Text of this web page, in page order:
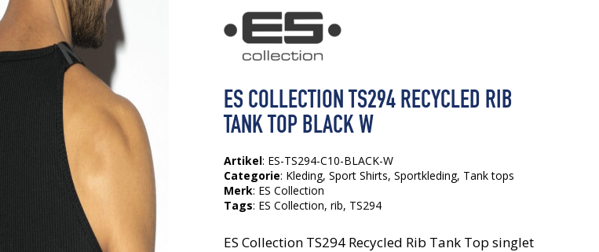
ES COLLECTION TS294 RECYCLED RIB
TANK TOP BLACK W
Artikel: ES-TS294-C10-BLACK-W
Categorie: Kleding,Sport Shirts,Sportkleding, Tank tops
Merk: ES Collection
Tags: ES Collection, rib, TS294
ES Collection TS294 Recycled Rib Tank Top singlet